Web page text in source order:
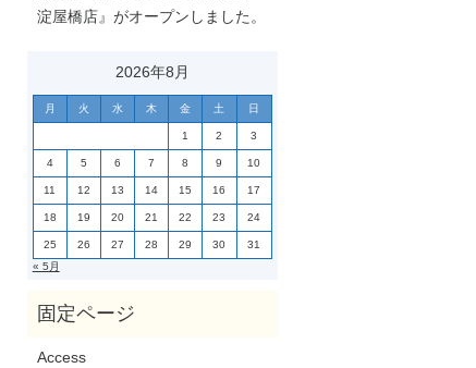
淀屋橋店』がオープンしました。
2026年8月
月 火 水 木 金 土 日
1 2 3
4 5 6 7 8 9 10
11 12 13 14 15 16 17
18 19 20 21 22 23 24
25 26 27 28 29 30
31
« 5月
Access